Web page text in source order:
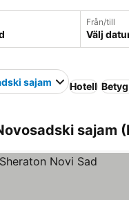
Från/till
Välj
sajam Hotell
sajam